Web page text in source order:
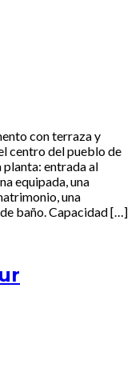
con terraza y
centro del pueblo de
planta: entrada al
equipada, una
una
baño. Capacidad […]